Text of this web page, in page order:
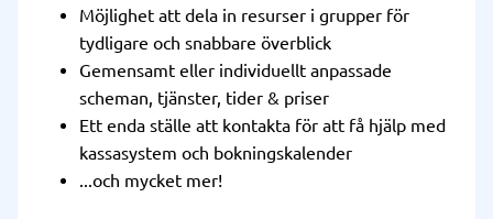
Möjlighet att dela in resurser i grupper för
tydligare och snabbare överblick
Gemensamt eller individuellt anpassade
scheman, tjänster, tider & priser
Ett enda ställe att kontakta för att få hjälp med
kassasystem och bokningskalender
...och mycket mer!